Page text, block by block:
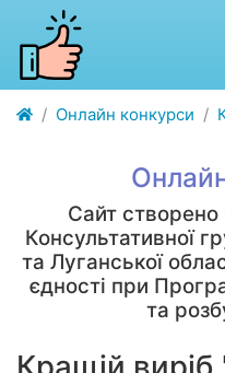
Онлайн конкурси
Сайт створено
Консультативної
та Луганської
єдності при
та